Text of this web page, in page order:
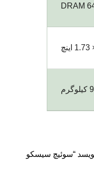
DRAM
“سوئیچ سیسکو